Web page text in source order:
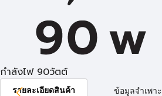
กำลังไฟ 90วัตต์
รายละเอียดสินค้า ข้อมูลจำเพาะ